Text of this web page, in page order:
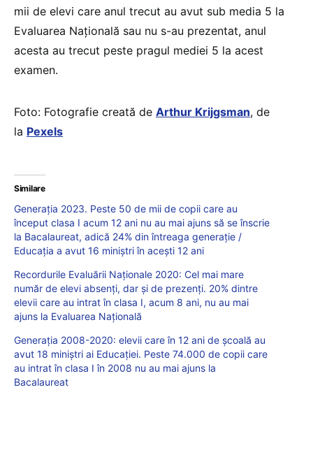
mii de elevi care anul trecut au avut sub media 5 la
Evaluarea Națională sau nu s-au prezentat, anul
acesta au trecut peste pragul mediei 5 la acest
examen.
Foto: Fotografie creată de Arthur Krijgsman, de
la Pexels
Similare
Generația 2023. Peste 50 de mii de copii care au
început clasa I acum 12 ani nu au mai ajuns să se înscrie
la Bacalaureat, adică 24% din întreaga generație /
Educația a avut 16 miniștri în acești 12 ani
Recordurile Evaluării Naționale 2020: Cel mai mare
număr de elevi absenți, dar și de prezenți. 20% dintre
elevii care au intrat în clasa I, acum 8 ani, nu au mai
ajuns la Evaluarea Naţională
Generația 2008-2020: elevii care în 12 ani de școală au
avut 18 miniștri ai Educației. Peste 74.000 de copii care
au intrat în clasa I în 2008 nu au mai ajuns la
Bacalaureat